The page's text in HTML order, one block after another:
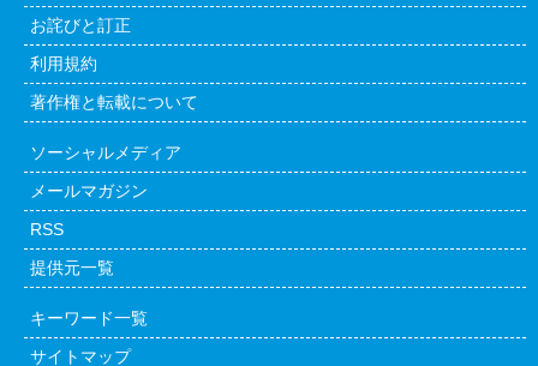
お詫びと訂正
利用規約
著作権と転載について
ソーシャルメディア
メールマガジン
RSS
提供元一覧
キーワード一覧
サイトマップ